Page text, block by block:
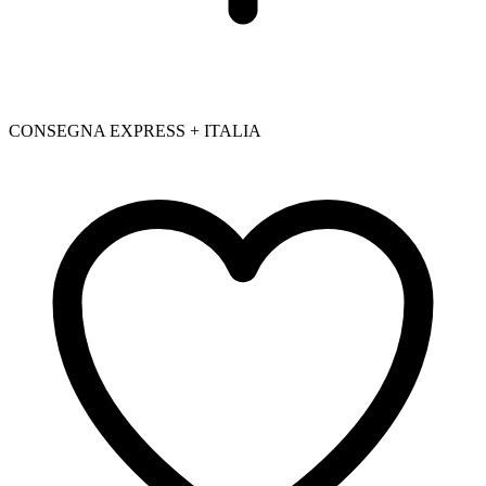
CONSEGNA EXPRESS + ITALIA